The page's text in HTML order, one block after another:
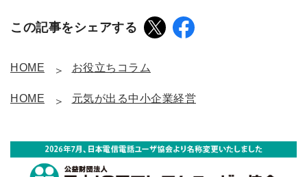
この記事をシェアする
HOME お役立ちコラム
HOME 元気が出る中小企業経営